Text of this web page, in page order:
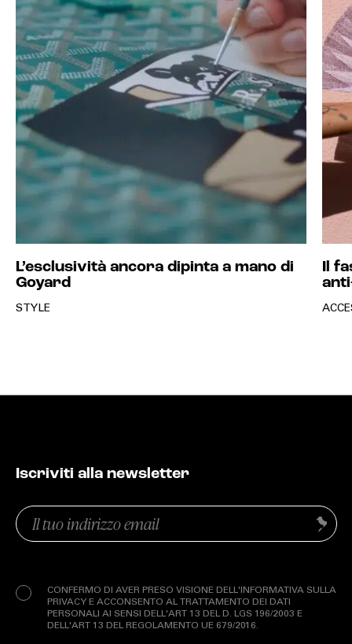
L’esclusività ancora dipinta a mano di
Goyard
STYLE
Il
Iscriviti alla newsletter
Email
(Obbligatorio)
CONFERMO DI AVER PRESO VISIONE DELL'INFORMATIVA SULLA
PRIVACY E ACCONSENTO AL TRATTAMENTO DEI DATI
PERSONALI AI SENSI DELL'ART 13 DEL D. LGS 196/2003 E
DELL'ART 13 DEL REGOLAMENTO UE 679/2016.
Invia